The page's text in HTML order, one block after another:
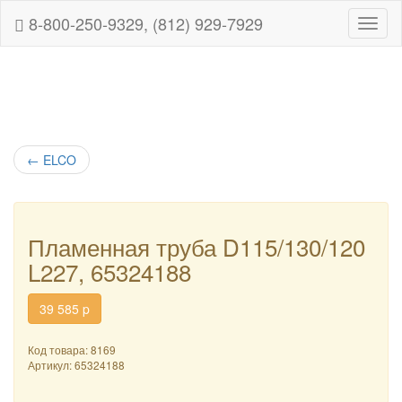
8-800-250-9329, (812) 929-7929
← ELCO
Пламенная труба D115/130/120
L227, 65324188
39 585 p
Код товара: 8169
Артикул:65324188